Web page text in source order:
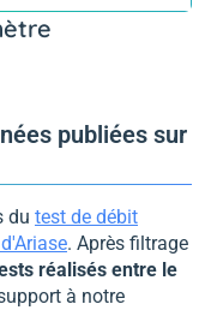
publiées sur
du test de débit
. Après filtrage
réalisés entre le
à notre